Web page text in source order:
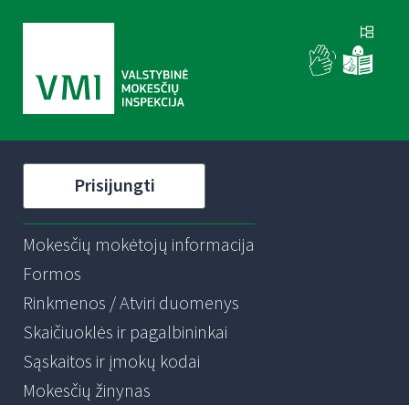
Prisijungti
Mokesčių mokėtojų informacija
Formos
Rinkmenos / Atviri duomenys
Skaičiuoklės ir pagalbininkai
Sąskaitos ir įmokų kodai
Mokesčių žinynas